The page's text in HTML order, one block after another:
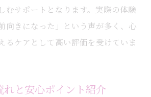
むサポートとなります。実際の体験
向きになった」という声が多く、心
るケアとして高い評価を受けていま
と安心ポイント紹介